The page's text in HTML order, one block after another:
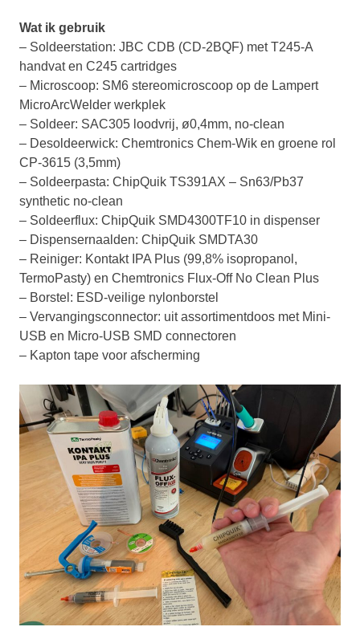
Wat ik gebruik
– Soldeerstation: JBC CDB (CD-2BQF) met T245-A
handvat en C245 cartridges
– Microscoop: SM6 stereomicroscoop op de Lampert
MicroArcWelder werkplek
– Soldeer: SAC305 loodvrij, ø0,4mm, no-clean
– Desoldeerwick: Chemtronics Chem-Wik en groene rol
CP-3615 (3,5mm)
– Soldeerpasta: ChipQuik TS391AX – Sn63/Pb37
synthetic no-clean
– Soldeerflux: ChipQuik SMD4300TF10 in dispenser
– Dispensernaalden: ChipQuik SMDTA30
– Reiniger: Kontakt IPA Plus (99,8% isopropanol,
TermoPasty) en Chemtronics Flux-Off No Clean Plus
– Borstel: ESD-veilige nylonborstel
– Vervangingsconnector: uit assortimentdoos met Mini-
USB en Micro-USB SMD connectoren
– Kapton tape voor afscherming